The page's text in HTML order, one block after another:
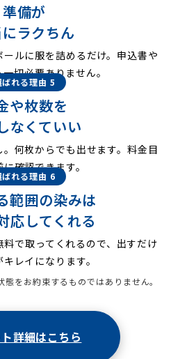
準備が
ラクちん
ルに服を詰めるだけ。申込書や
切必要ありません。
ばれる理由 5
や枚数を
なくていい
何枚からでも出せます。料金目
確認できます。
ばれる理由 6
範囲の染みは
応してくれる
で取ってくれるので、出すだけ
レイになります。
をお約束するものではありません。
詳細はこちら